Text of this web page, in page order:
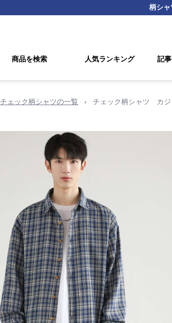
柄シャ
商品を検索 人気ランキング 記
チェック柄シャツの一覧 › チェック柄シャツ カジ